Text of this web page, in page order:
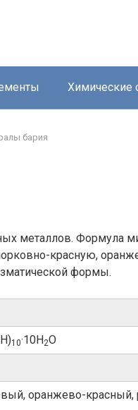
Химические
бария‎
металлов. Формула
красную,
формы.
10·10H2O
оранжево-красный,